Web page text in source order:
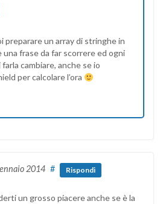
preparare un array di stringhe in
una frase da far scorrere ed ogni
cambiare, anche se io
per calcolare l’ora
2014 # Rispondi
un grosso piacere anche se è la